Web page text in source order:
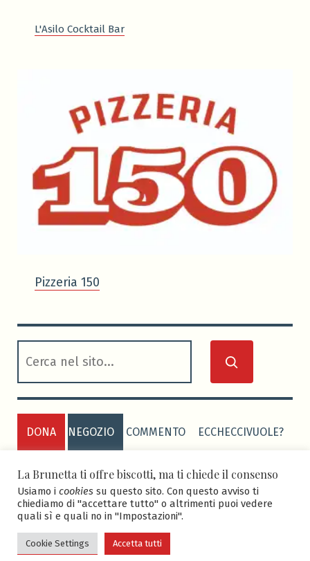
L'Asilo Cocktail Bar
Pizzeria 150
DONA NEGOZIO COMMENTO ECCHECCIVUOLE?
PRIVACY POLICY COOKIE POLICY
ASD BRUNETTA CALCIO
tema Seedlet di WordPress da
La Brunetta ti offre biscotti, ma ti chiede il consenso
Usiamo i cookies su questo sito. Con questo avviso ti
chiediamo di "accettare tutto" o altrimenti puoi vedere
quali sì e quali no in "Impostazioni".
Cookie Settings Accetta tutti